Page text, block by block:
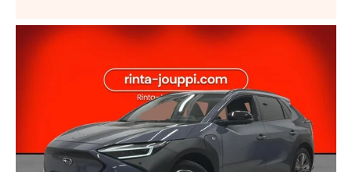
tarjous:
huutokaupat.com